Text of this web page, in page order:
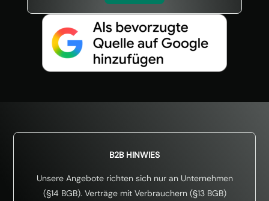
B2B HINWIES
Unsere Angebote richten sich nur an Unternehmen
(§14 BGB). Verträge mit Verbrauchern (§13 BGB)